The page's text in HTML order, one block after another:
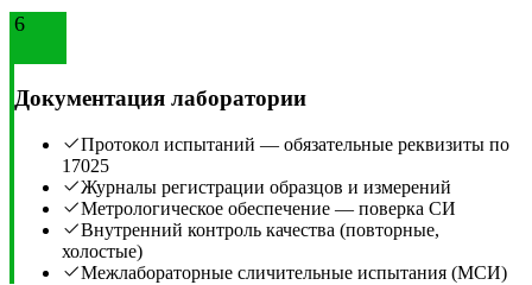
6
Документация лаборатории
Протокол испытаний — обязательные реквизиты по
17025
Журналы регистрации образцов и измерений
Метрологическое обеспечение — поверка СИ
Внутренний контроль качества (повторные,
холостые)
Межлабораторные сличительные испытания (МСИ)